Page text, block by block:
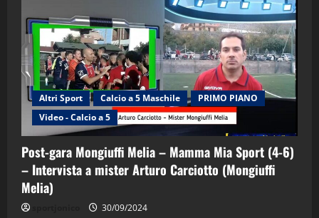
Altri Sport Calcio a 5 Maschile
PRIMO PIANO
Video - Calcio a 5
Post-gara Mongiuffi Melia – Mamma Mia Sport (4-6)
– Intervista a mister Arturo Carciotto (Mongiuffi
Melia)
30/09/2024